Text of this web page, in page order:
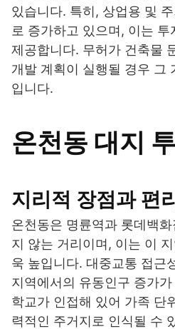
있습니다. 특히, 상업용 및
로 증가하고 있으며, 이는
제공합니다. 무허가 건축물
개발 계획이 실행될 경우 그
입니다.
온천동 대지
지리적 장점과 편
온천동은 명륜역과 롯데백
지 않는 거리이며, 이는 이
욱 높입니다. 대중교통 접근
지역에서의 유동인구 증가
학교가 인접해 있어 가족 단
력적인 주거지로 인식될 수